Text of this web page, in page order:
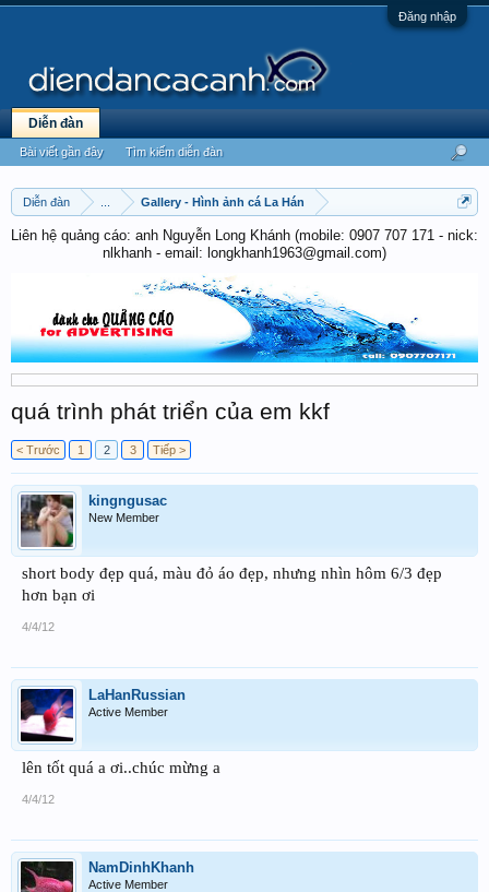
Đăng nhập
Diễn đàn Gallery - Hình ảnh cá La Hán
Liên hệ quảng cáo: anh Nguyễn Long Khánh (mobile: 0907 707 171 - nick:
nlkhanh - email: longkhanh1963@gmail.com)
quá trình phát triển của em kkf
< Trước 1 2 3 Tiếp >
kingngusac
New Member
short body đẹp quá, màu đỏ áo đẹp, nhưng nhìn hôm 6/3 đẹp
hơn bạn ơi
4/4/12
LaHanRussian
Active Member
lên tốt quá a ơi..chúc mừng a
4/4/12
NamDinhKhanh
Active Member
Diễn đàn
Bài viết gần đây Tìm kiếm diễn đàn